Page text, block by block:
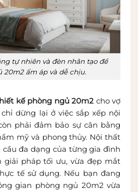
tự nhiên và đèn nhân tạo để
20m2 ấm áp và dễ chịu.
kế phòng ngủ 20m2 cho vợ
dừng lại ở việc sắp xếp nội
phải đảm bảo sự cân bằng
mỹ và phong thủy. Nội thất
đa dạng của từng gia đình
giải pháp tối ưu, vừa đẹp mắt
tế sử dụng. Nếu bạn đang
gian phòng ngủ 20m2 vừa